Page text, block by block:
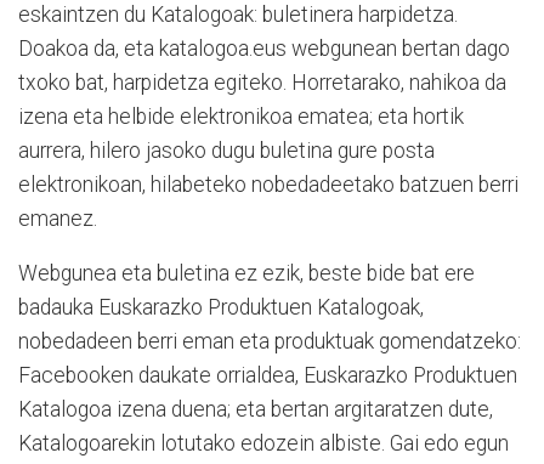
eskaintzen du Katalogoak: buletinera harpidetza.
Doakoa da, eta katalogoa.eus webgunean bertan dago
txoko bat, harpidetza egiteko. Horretarako, nahikoa da
izena eta helbide elektronikoa ematea; eta hortik
aurrera, hilero jasoko dugu buletina gure posta
elektronikoan, hilabeteko nobedadeetako batzuen berri
emanez.
Webgunea eta buletina ez ezik, beste bide bat ere
badauka Euskarazko Produktuen Katalogoak,
nobedadeen berri eman eta produktuak gomendatzeko:
Facebooken daukate orrialdea, Euskarazko Produktuen
Katalogoa izena duena; eta bertan argitaratzen dute,
Katalogoarekin lotutako edozein albiste. Gai edo egun